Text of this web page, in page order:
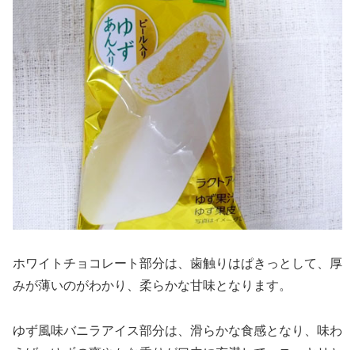
ホワイトチョコレート部分は、歯触りはぱきっとして、厚
みが薄いのがわかり、柔らかな甘味となります。
ゆず風味バニラアイス部分は、滑らかな食感となり、味わ